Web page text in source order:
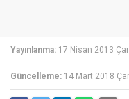
Yayınlanma: 17 Nisan 2013
Güncelleme: 14 Mart 2018